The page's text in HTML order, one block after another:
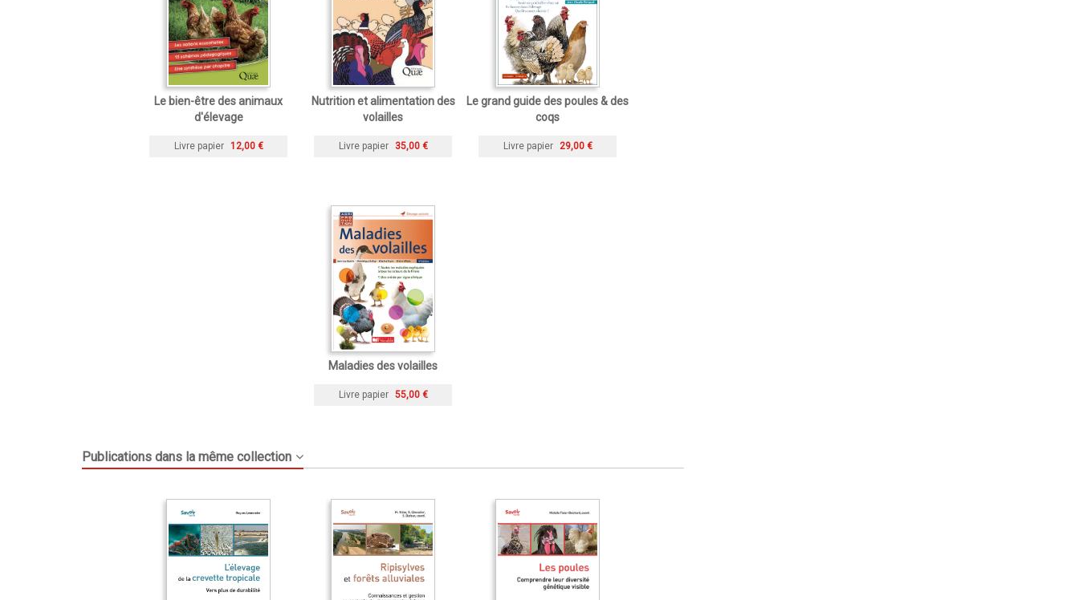
Le bien-être des animaux
d'élevage
Livre papier 12,00 €
Nutrition et alimentation des
volailles
Livre papier 35,00 €
Le grand guide des poules & des
coqs
Livre papier 29,00 €
Maladies des volailles
Livre papier 55,00 €
Publications dans la même collection